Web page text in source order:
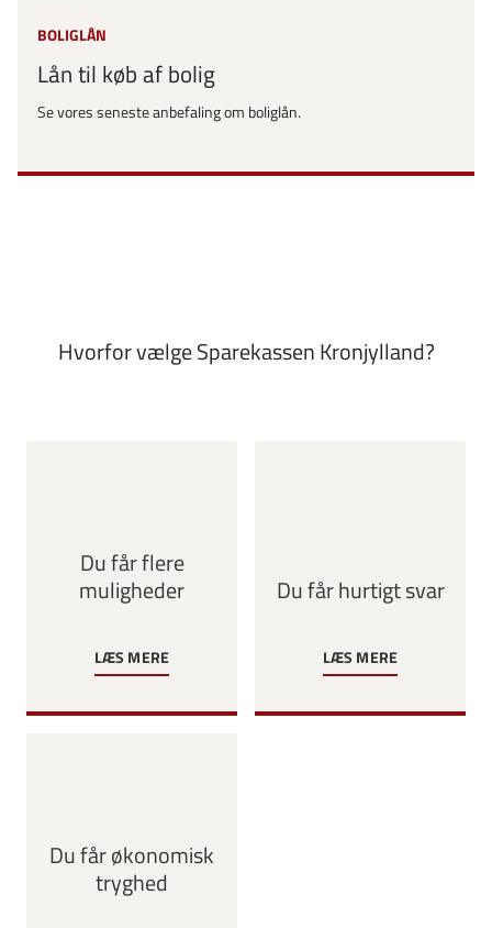
BOLIGLÅN
Lån til køb af bolig
Se vores seneste anbefaling om boliglån.
Hvorfor vælge Sparekassen Kronjylland?
Du får flere
muligheder
LÆS MERE
Du får hurtigt svar
LÆS MERE
Du får økonomisk
tryghed